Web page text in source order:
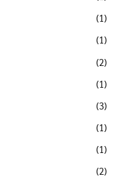
(1)
(1)
(2)
(1)
(3)
(1)
(1)
(2)